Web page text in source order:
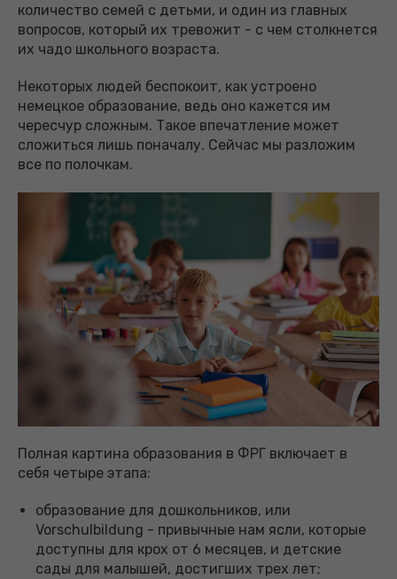
количество семей с детьми, и один из главных
вопросов, который их тревожит - с чем столкнется
их чадо школьного возраста.
Некоторых людей беспокоит, как устроено
немецкое образование, ведь оно кажется им
чересчур сложным. Такое впечатление может
сложиться лишь поначалу. Сейчас мы разложим
все по полочкам.
Полная картина образования в ФРГ включает в
себя четыре этапа:
образование для дошкольников, или
Vorschulbildung - привычные нам ясли, которые
доступны для крох от 6 месяцев, и детские
сады для малышей, достигших трех лет;